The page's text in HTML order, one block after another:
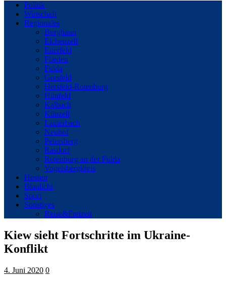
Politik
Wirtschaft
Regionales
Burghaun
Eichenzell
Eiterfeld
Flieden
Fulda
Gersfeld
Hersfeld-Rotenburg
Hünfeld
Kalbach
Künzell
Lauterbach
Neuhof
Petersberg
Rasdorf
Rotenburg an der Fulda
Vogelsbergkreis
Hessen
Blaulicht
Sport
Sonstiges
Reise&Freizeit
Kiew sieht Fortschritte im Ukraine-
Konflikt
4. Juni 2020 0